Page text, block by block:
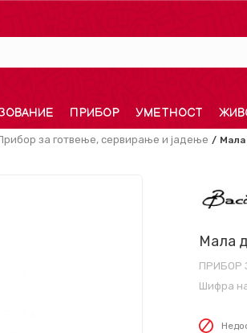
ПРИБОР УМЕТНОСТ
за готвење, сервирање и јадење Мала
Мала
ПРИБОР
Шифра